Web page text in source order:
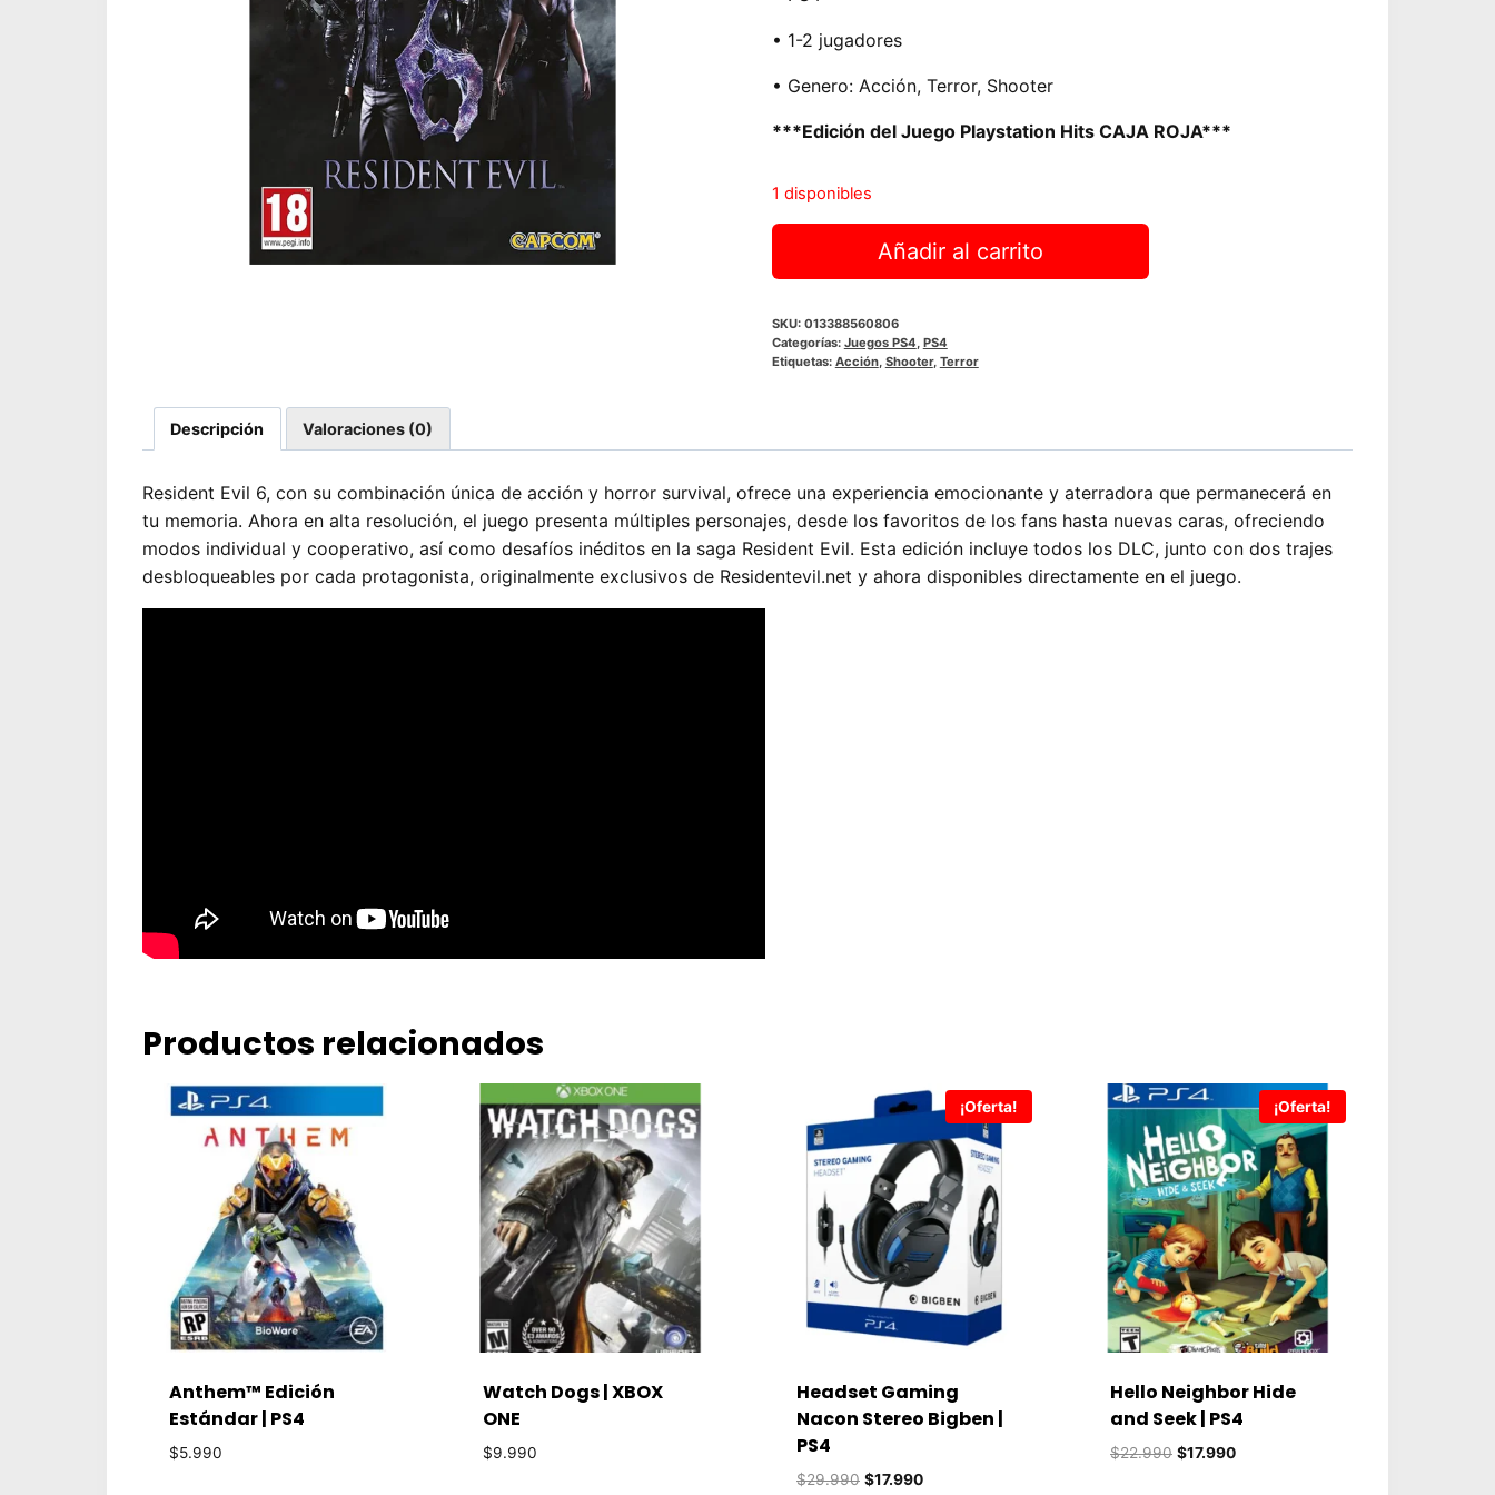
• 1-2 jugadores
• Genero: Acción, Terror, Shooter
***Edición del Juego Playstation Hits CAJA ROJA***
1 disponibles
Resident
(Playstation
Hits)
Añadir al carrito
SKU: 013388560806
Categorías: Juegos PS4 PS4
Etiquetas: Acción, Shooter, Terror
Descripción Valoraciones (0)
Resident Evil 6, con su combinación única de acción y horror survival, ofrece una experiencia emocionante y aterradora que permanecerá en
tu memoria. Ahora en alta resolución, el juego presenta múltiples personajes, desde los favoritos de los fans hasta nuevas caras, ofreciendo
modos individual y cooperativo, así como desafíos inéditos en la saga Resident Evil. Esta edición incluye todos los DLC, junto con dos trajes
desbloqueables por cada protagonista, originalmente exclusivos de Residentevil.net y ahora disponibles directamente en el juego.
Productos relacionados
Anthem™ Edición
Estándar | PS4
$5.990
Watch Dogs | XBOX
ONE
$9.990
¡Oferta!
Headset Gaming
Nacon Stereo Bigben |
PS4
$29.990 El
$17.990El
¡Oferta!
Hello Neighbor Hide
and Seek | PS4
$22.990 El
$17.990El